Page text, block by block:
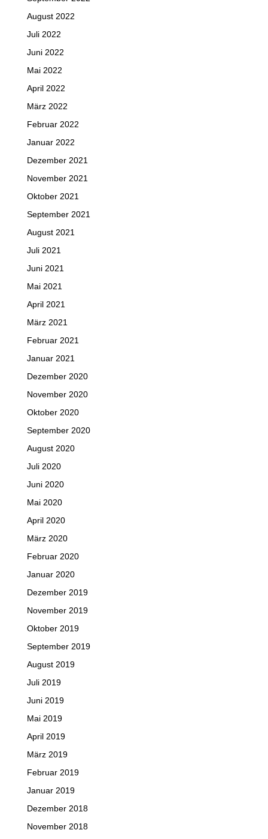
August 2022
Juli 2022
Juni 2022
Mai 2022
April 2022
März 2022
Februar 2022
Januar 2022
Dezember 2021
November 2021
Oktober 2021
September 2021
August 2021
Juli 2021
Juni 2021
Mai 2021
April 2021
März 2021
Februar 2021
Januar 2021
Dezember 2020
November 2020
Oktober 2020
September 2020
August 2020
Juli 2020
Juni 2020
Mai 2020
April 2020
März 2020
Februar 2020
Januar 2020
Dezember 2019
November 2019
Oktober 2019
September 2019
August 2019
Juli 2019
Juni 2019
Mai 2019
April 2019
März 2019
Februar 2019
Januar 2019
Dezember 2018
November 2018